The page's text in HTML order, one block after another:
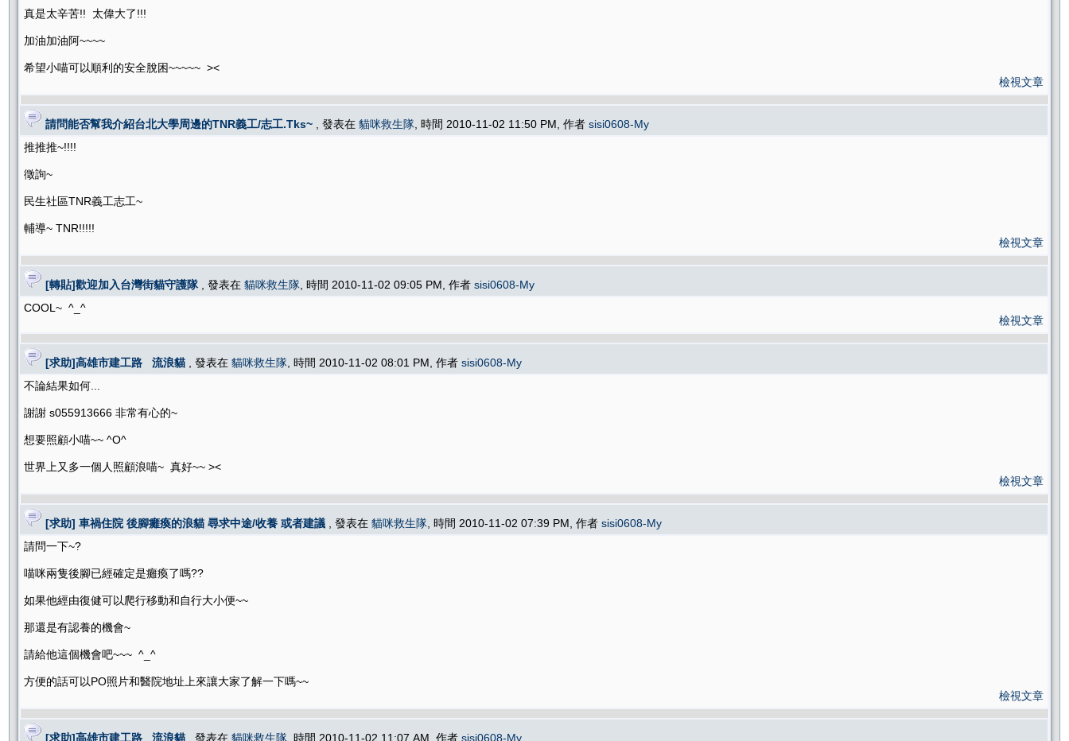
真是太辛苦!! 太偉大了!!!
加油加油阿~~~~
希望小喵可以順利的安全脫困~~~~~ ><
檢視文章
請問能否幫我介紹台北大學周邊的TNR義工/志工.Tks~ , 發表在 貓咪救生隊 , 時間 2010-11-02 11:50 PM, 作者 sisi0608-My
推推推~!!!!
徵詢~
民生社區TNR義工志工~
輔導~ TNR!!!!!
檢視文章
[轉貼]歡迎加入台灣街貓守護隊 , 發表在 貓咪救生隊 , 時間 2010-11-02 09:05 PM, 作者 sisi0608-My
COOL~ ^_^
檢視文章
[求助]高雄市建工路 流浪貓 , 發表在 貓咪救生隊 , 時間 2010-11-02 08:01 PM, 作者 sisi0608-My
不論結果如何...
謝謝 s055913666 非常有心的~
想要照顧小喵~~ ^O^
世界上又多一個人照顧浪喵~ 真好~~ ><
檢視文章
[求助] 車禍住院 後腳癱瘓的浪貓 尋求中途/收養 或者建議 , 發表在 貓咪救生隊 , 時間 2010-11-02 07:39 PM, 作者 sisi0608-My
請問一下~?
喵咪兩隻後腳已經確定是癱瘓了嗎??
如果他經由復健可以爬行移動和自行大小便~~
那還是有認養的機會~
請給他這個機會吧~~~ ^_^
方便的話可以PO照片和醫院地址上來讓大家了解一下嗎~~
檢視文章
[求助]高雄市建工路 流浪貓 , 發表在 貓咪救生隊 , 時間 2010-11-02 11:07 AM, 作者 sisi0608-My